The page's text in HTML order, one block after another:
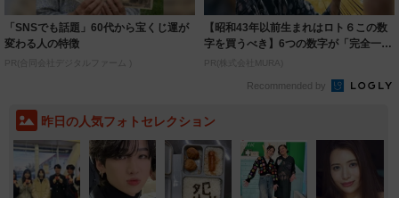
「SNSでも話題」60代から宝くじ運が
変わる人の特徴
PR(合同会社デジタルファーム )
【昭和43年以前生まれはロト６この数
字を買うべき】6つの数字が「完全一
致」する方...
PR(株式会社MURA)
Recommended by
昨日の人気フォトセレクション